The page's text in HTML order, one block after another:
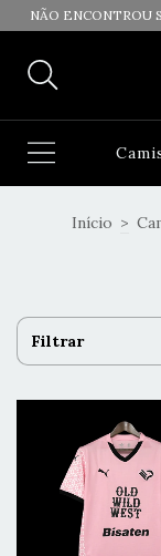
NÃO ENCONTROU
Início >
Filtrar